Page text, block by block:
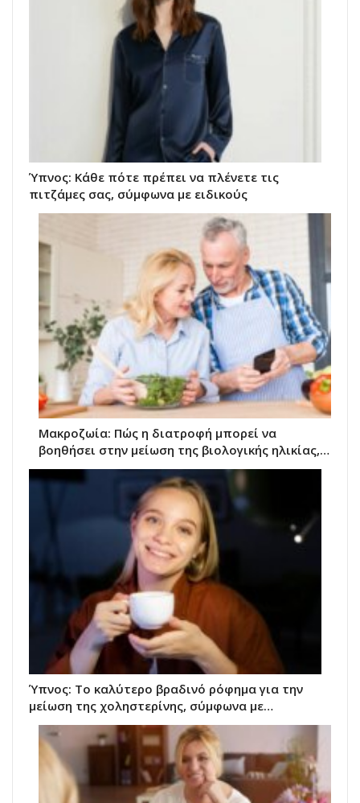
Ύπνος: Κάθε πότε πρέπει να πλένετε τις
πιτζάμες σας, σύμφωνα με ειδικούς
Μακροζωία: Πώς η διατροφή μπορεί να
βοηθήσει στην μείωση της βιολογικής ηλικίας,…
Ύπνος: Το καλύτερο βραδινό ρόφημα για την
μείωση της χοληστερίνης, σύμφωνα με…